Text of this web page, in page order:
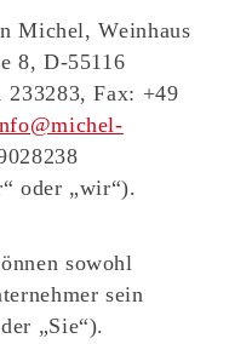
Michel, Weinhaus
8, D-55116
Fax: +49
oder „wir“).
sowohl
sein
„Sie“).